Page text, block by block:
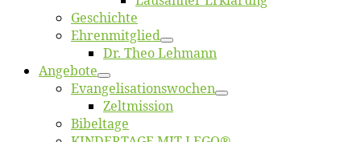
Ge­schich­te
Eh­ren­mit­glied
Dr. Theo Lehmann
An­ge­bo­te
Evangelisa­tions­wo­chen
Zelt­mis­si­on
Bi­bel­ta­ge